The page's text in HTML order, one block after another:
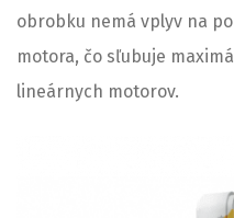
obrobku nemá vplyv na
motora, čo sľubuje
lineárnych motorov.